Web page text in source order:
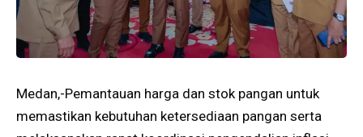
Medan,-Pemantauan harga dan stok pangan untuk
memastikan kebutuhan ketersediaan pangan serta